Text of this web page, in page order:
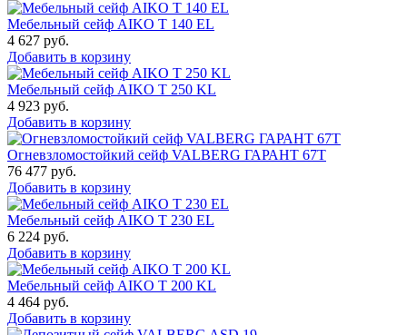
Мебельный сейф AIKO T 140 EL
4 627 руб.
Добавить в корзину
Мебельный сейф AIKO T 250 KL
4 923 руб.
Добавить в корзину
Огневзломостойкий сейф VALBERG ГАРАНТ 67T
76 477 руб.
Добавить в корзину
Мебельный сейф AIKO T 230 EL
6 224 руб.
Добавить в корзину
Мебельный сейф AIKO T 200 KL
4 464 руб.
Добавить в корзину